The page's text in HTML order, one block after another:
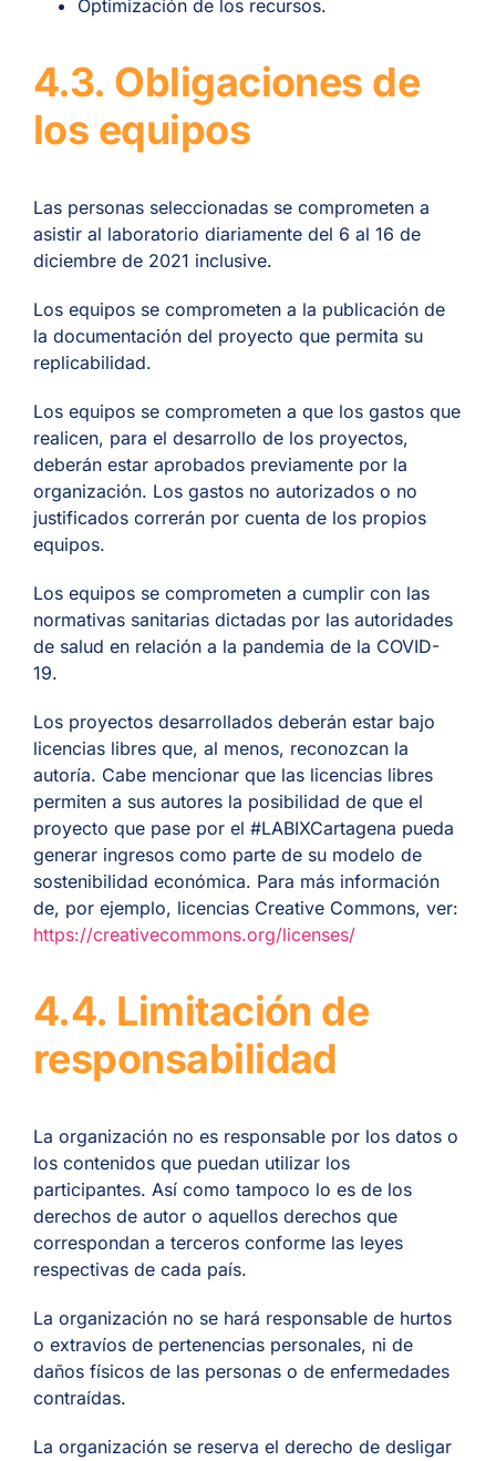
Optimización de los recursos.
4.3. Obligaciones de
los equipos
Las personas seleccionadas se comprometen a
asistir al laboratorio diariamente del 6 al 16 de
diciembre de 2021 inclusive.
Los equipos se comprometen a la publicación de
la documentación del proyecto que permita su
replicabilidad.
Los equiposse comprometen a que los gastos que
realicen, para el desarrollo de los proyectos,
deberán estar aprobados previamente por la
organización. Los gastos no autorizados o no
justificados correrán por cuenta de los propios
equipos.
Los equipos se comprometen a cumplir con las
normativas sanitarias dictadas por las autoridades
de salud en relación a la pandemia de la COVID-
19.
Los proyectos desarrollados deberán estar bajo
licencias libres que, al menos, reconozcan la
autoría. Cabe mencionar que las licencias libres
permiten a sus autores la posibilidad de que el
proyecto que pase por el #LABIXCartagena pueda
generar ingresos como parte de su modelo de
sostenibilidad económica. Para más información
de, por ejemplo, licencias Creative Commons, ver:
https://creativecommons.org/licenses/
4.4. Limitación de
responsabilidad
La organización no es responsable por los datos o
los contenidos que puedan utilizar los
participantes. Así como tampoco lo es de los
derechos de autor o aquellos derechos que
correspondan a terceros conforme las leyes
respectivas de cada país.
La organización no se hará responsable de hurtos
o extravíos de pertenencias personales, ni de
daños físicos de las personas o de enfermedades
contraídas.
La organización se reserva el derecho de desligar